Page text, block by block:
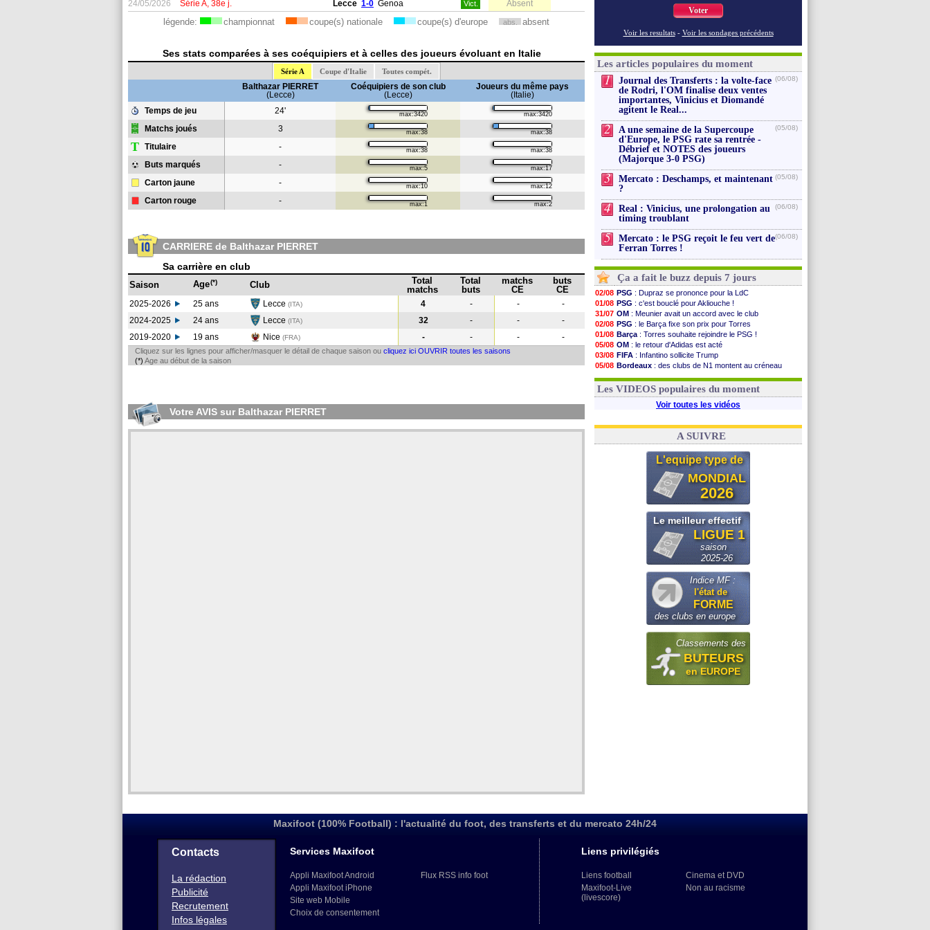
24/05/2026
Série A, 38e j. Lecce 1-0 Genoa Vict. Absent
légende: championnat coupe(s) nationale coupe(s) d'europe abs. absent
Ses stats comparées à ses coéquipiers et à celles des joueurs évoluant en Italie
Série A Coupe d'Italie Toutes compét.
Balthazar PIERRET
(Lecce)
Coéquipiers de son club
(Lecce)
Joueurs du même pays
(Italie)
Temps de jeu
24' max:3420 max:3420
Matchs joués 3 max:38 max:38
T Titulaire - max:38 max:38
Buts marqués - max:5 max:17
Carton jaune - max:10 max:12
Carton rouge - max:1 max:2
CARRIERE de Balthazar PIERRET
Sa carrière en club
Saison Age(*) Club
Total
matchs
Total
buts
matchs
CE
buts
CE
2025-2026 25 ans Lecce (ITA) 4 - -
-
2024-2025
24 ans Lecce (ITA) 32 - -
-
2019-2020
19 ans Nice (FRA) - - - -
Cliquez sur les lignes pour afficher/masquer le détail de chaque saison ou cliquez ici OUVRIR toutes les saisons
(*) Age au début de la saison
Votre AVIS sur Balthazar PIERRET
Voter
Voir les resultats - Voir les sondages précédents
Les articles populaires du moment
1
Journal des Transferts : la volte-face
de Rodri, l'OM finalise deux ventes
importantes, Vinicius et Diomandé
agitent le Real...
(06/08)
2
A une semaine de la Supercoupe
d'Europe, le PSG rate sa rentrée -
Débrief et NOTES des joueurs
(Majorque 3-0 PSG)
(05/08)
3
Mercato : Deschamps, et maintenant
?
(05/08)
4
Real : Vinicius, une prolongation au
timing troublant
(06/08)
5
Mercato : le PSG reçoit le feu vert de
Ferran Torres !
(06/08)
Ça a fait le buzz depuis 7 jours
02/08 PSG : Dupraz se prononce pour la LdC
01/08 PSG : c'est bouclé pour Akliouche !
31/07 OM : Meunier avait un accord avec le club
02/08 PSG : le Barça fixe son prix pour Torres
01/08 Barça : Torres souhaite rejoindre le PSG !
05/08 OM : le retour d'Adidas est acté
03/08 FIFA : Infantino sollicite Trump
05/08 Bordeaux : des clubs de N1 montent au créneau
03/08 Real: le démenti de Leipzig pour Diomandé
Les VIDEOS populaires du moment
Voir toutes les vidéos
A SUIVRE
L'equipe type de
MONDIAL
2026
Le meilleur effectif
LIGUE 1
saison
2025-26
Indice MF :
l'état de
FORME
des clubs en europe
Classements des
BUTEURS
en EUROPE
Maxifoot (100% Football) : l'actualité du foot, des transferts et du mercato 24h/24
Contacts
La rédaction
Publicité
Recrutement
Infos légales
Services Maxifoot
Appli Maxifoot Android
Appli Maxifoot iPhone
Site web Mobile
Choix de consentement
Flux RSS info foot
Liens privilégiés
Liens football
Maxifoot-Live
(livescore)
Cinema et DVD
Non au racisme